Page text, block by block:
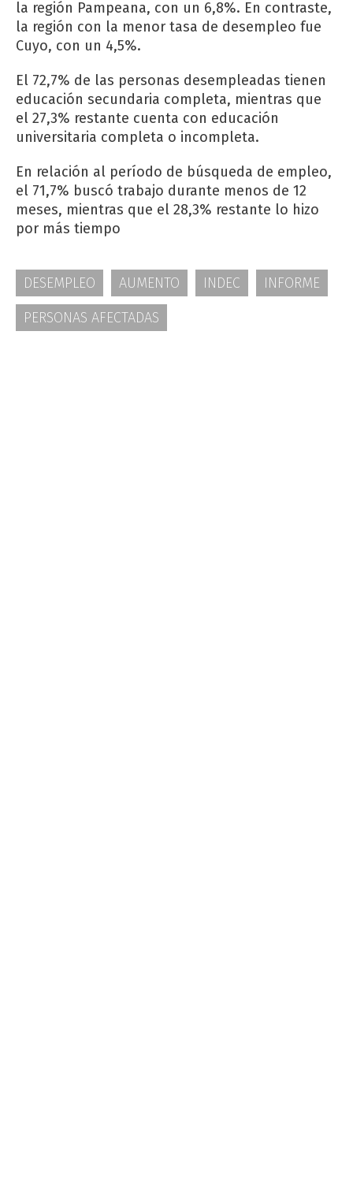
la región Pampeana, con un 6,8%. En contraste,
la región con la menor tasa de desempleo fue
Cuyo, con un 4,5%.
El 72,7% de las personas desempleadas tienen
educación secundaria completa, mientras que
el 27,3% restante cuenta con educación
universitaria completa o incompleta.
En relación al período de búsqueda de empleo,
el 71,7% buscó trabajo durante menos de 12
meses, mientras que el 28,3% restante lo hizo
por más tiempo
DESEMPLEO AUMENTO INDEC
INFORME
PERSONAS AFECTADAS